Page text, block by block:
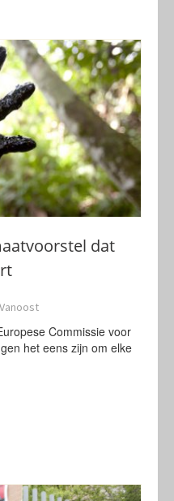
dat
Commissie voor
het eens zijn om elke